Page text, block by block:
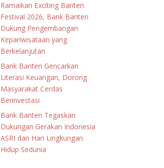
Ramaikan Exciting Banten
Festival 2026, Bank Banten
Dukung Pengembangan
Kepariwisataan yang
Berkelanjutan
Bank Banten Gencarkan
Literasi Keuangan, Dorong
Masyarakat Cerdas
Berinvestasi
Bank Banten Tegaskan
Dukungan Gerakan Indonesia
ASRI dan Hari Lingkungan
Hidup Sedunia